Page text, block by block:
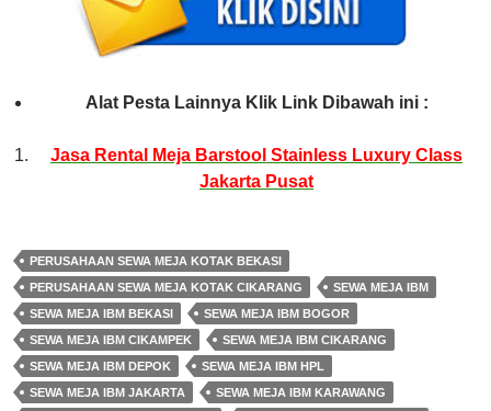
Alat Pesta Lainnya Klik Link Dibawah ini :
Jasa Rental Meja Barstool Stainless Luxury Class
Jakarta Pusat
PERUSAHAAN SEWA MEJA KOTAK BEKASI
PERUSAHAAN SEWA MEJA KOTAK CIKARANG
SEWA MEJA IBM
SEWA MEJA IBM BEKASI
SEWA MEJA IBM BOGOR
SEWA MEJA IBM CIKAMPEK
SEWA MEJA IBM CIKARANG
SEWA MEJA IBM DEPOK
SEWA MEJA IBM HPL
SEWA MEJA IBM JAKARTA
SEWA MEJA IBM KARAWANG